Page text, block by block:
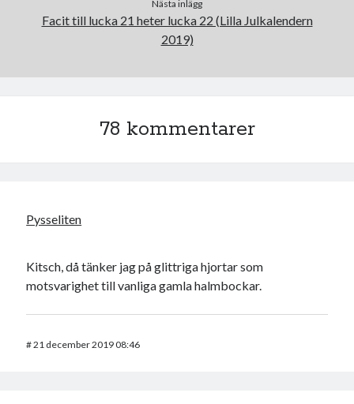
Nästa inlägg
Facit till lucka 21 heter lucka 22 (Lilla Julkalendern
2019)
78 kommentarer
Pysseliten
Kitsch, då tänker jag på glittriga hjortar som
motsvarighet till vanliga gamla halmbockar.
#21 december 2019 08:46